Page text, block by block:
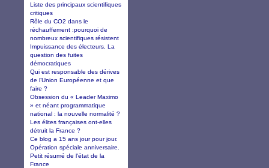
Liste des principaux scientifiques
critiques
Rôle du CO2 dans le
réchauffement :pourquoi de
nombreux scientifiques résistent
Impuissance des électeurs. La
question des fuites
démocratiques
Qui est responsable des dérives
de l’Union Européenne et que
faire ?
Obsession du « Leader Maximo
» et néant programmatique
national : la nouvelle normalité ?
Les élites françaises ont-elles
détruit la France ?
Ce blog a 15 ans jour pour jour.
Opération spéciale anniversaire.
Petit résumé de l'état de la
France